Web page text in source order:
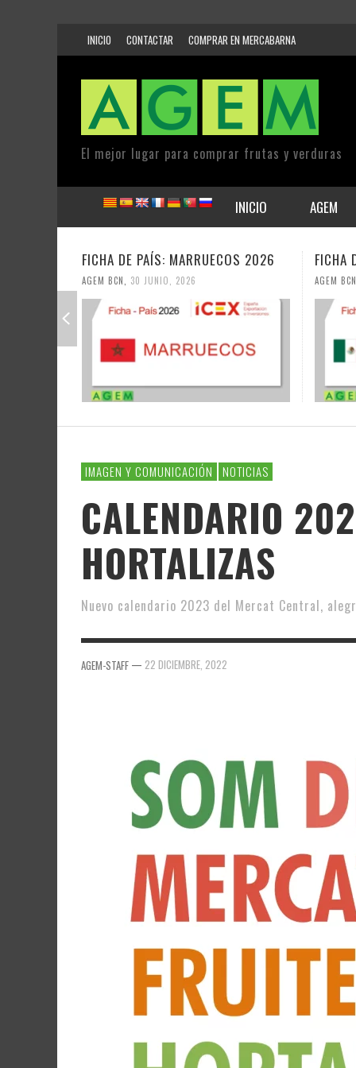
INICIO CONTACTAR COMPRAR EN MERCABARNA
El mejor lugar para comprar frutas y verduras
INICIO AGEM
FICHA DE PAÍS: MARRUECOS 2026
AGEM BCN, 30 JUNIO, 2026
FICHA
AGEM BCN
IMAGEN Y COMUNICACIÓN NOTICIAS
CALENDARIO
HORTALIZAS
Nuevo calendario 2023 del Mercat Central,
AGEM-STAFF — 22 DICIEMBRE, 2022